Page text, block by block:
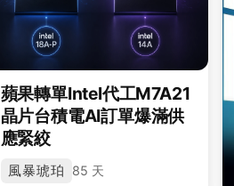
蘋果轉單Intel代工M7A21
晶片台積電AI訂單爆滿供
應緊絞
風暴琥珀 85 天